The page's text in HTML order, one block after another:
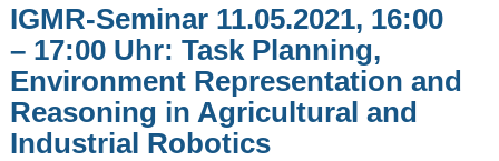
IGMR-Seminar 11.05.2021, 16:00
– 17:00 Uhr: Task Planning,
Environment Representation and
Reasoning in Agricultural and
Industrial Robotics